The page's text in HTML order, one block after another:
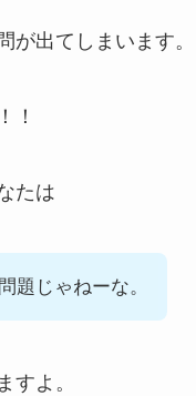
が出てしまいます。
！
たは
題じゃねーな。
すよ。